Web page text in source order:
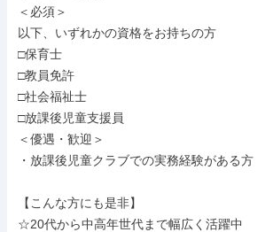
＜必須＞
以下、いずれかの資格をお持ちの方
□保育士
□教員免許
□社会福祉士
□放課後児童支援員
＜優遇・歓迎＞
・放課後児童クラブでの実務経験がある方
【こんな方にも是非】
☆20代から中高年世代まで幅広く活躍中